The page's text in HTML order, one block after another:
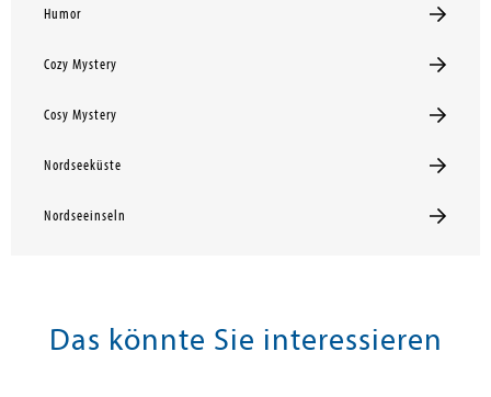
Humor
Cozy Mystery
Cosy Mystery
Nordseeküste
Nordseeinseln
Das könnte Sie interessieren